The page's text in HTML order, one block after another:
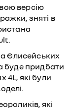
версію
зняті в
Єлисейських
буде придбати
4L, які були
які